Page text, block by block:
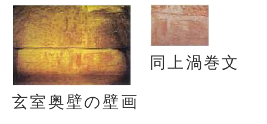
玄室奥壁の壁画
同上渦巻文